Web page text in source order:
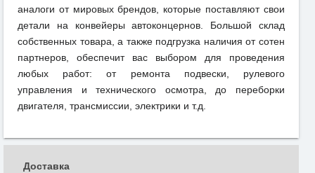
аналоги от мировых брендов, которые поставляют свои
детали на конвейеры автоконцернов. Большой склад
собственных товара, а также подгрузка наличия от сотен
партнеров, обеспечит вас выбором для проведения
любых работ: от ремонта подвески, рулевого
управления и технического осмотра, до переборки
двигателя, трансмиссии, электрики и т.д.
Доставка